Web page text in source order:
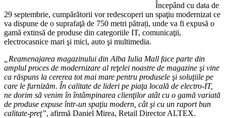
Începând cu data de
29 septembrie, cumpărătorii vor redescoperi un spaţiu modernizat ce
va dispune de o suprafaţă de 750 metri pătrați, unde va fi expusă o
gamă extinsă de produse din categoriile IT, comunicaţii,
electrocasnice mari şi mici, auto şi multimedia.
„Reamenajarea magazinului din Alba Iulia Mall face parte din
amplul proces de modernizare al reţelei noastre de magazine şi vine
ca răspuns la cererea tot mai mare pentru produsele şi soluţiile pe
care le furnizăm. În calitate de lideri pe piaţa locală de electro-IT,
ne dorim să venim în întâmpinarea clienţilor atât cu o gamă variată
de produse expuse într-un spaţiu modern, cât şi cu un raport bun
calitate-preţ”, afirmă Daniel Mirea, Retail Director ALTEX.